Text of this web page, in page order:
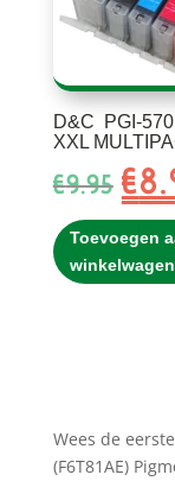
D&C PGI-
XXL
€9.95
prijs
was:
€9.95.
€
Toevoegen
winkelwagen
Wees de
(F6T81AE)